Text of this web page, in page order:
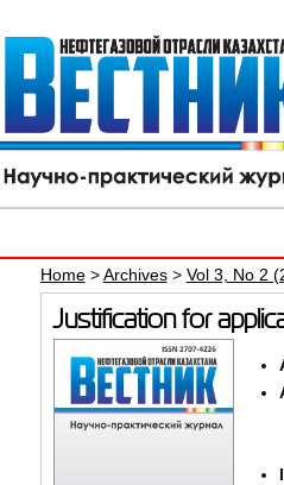
Home>Archives> Vol 3, No 2
Justification for